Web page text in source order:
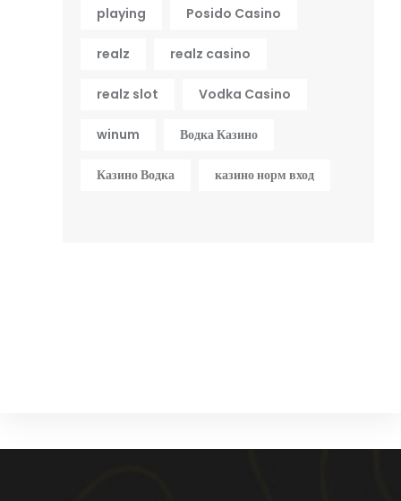
playing Posido Casino
realz realz casino
realz slot Vodka Casino
winum Водка Казино
Казино Водка казино норм вход